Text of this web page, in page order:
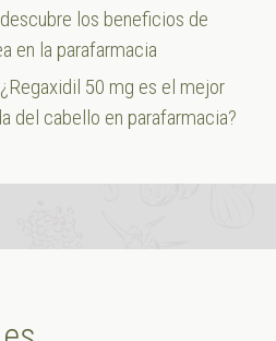
los beneficios de
en la parafarmacia
50 mg es el mejor
del cabello en parafarmacia?